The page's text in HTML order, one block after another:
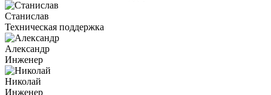
Станислав
Техническая поддержка
Александр
Инженер
Николай
Инженер